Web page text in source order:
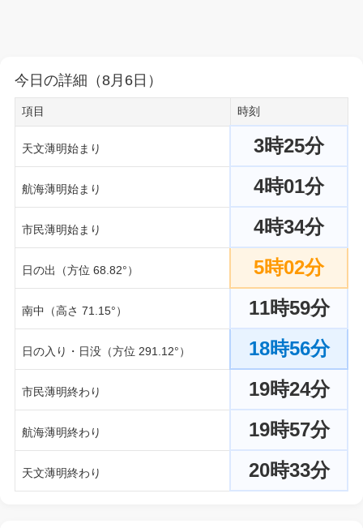
今日の詳細（8月6日）
項目 時刻
天文薄明始まり 3時25分
航海薄明始まり 4時01分
市民薄明始まり 4時34分
日の出（方位 68.82°） 5時02分
南中（高さ 71.15°） 11時59分
日の入り・日没（方位 291.12°） 18時56分
市民薄明終わり 19時24分
航海薄明終わり 19時57分
天文薄明終わり 20時33分